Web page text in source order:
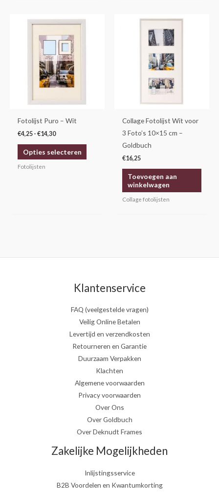
Fotolijst Puro – Wit
€4,25 - €14,30
Prijsklasse:
€4,25
tot
€14,30
Opties selecteren
kan
op
productpagina
Fotolijsten
Collage Fotolijst Wit voor
3 Foto’s 10×15 cm –
Goldbuch
€16,25
Toevoegen aan
winkelwagen
Collage fotolijsten
Klantenservice
FAQ (veelgestelde vragen)
Veilig Online Betalen
Levertijd en verzendkosten
Retourneren en Garantie
Duurzaam Verpakken
Klachten
Algemene voorwaarden
Privacy voorwaarden
Over Ons
Over Goldbuch
Over Deknudt Frames
Zakelijke Mogelijkheden
Inlijstingsservice
B2B Voordelen en Kwantumkorting